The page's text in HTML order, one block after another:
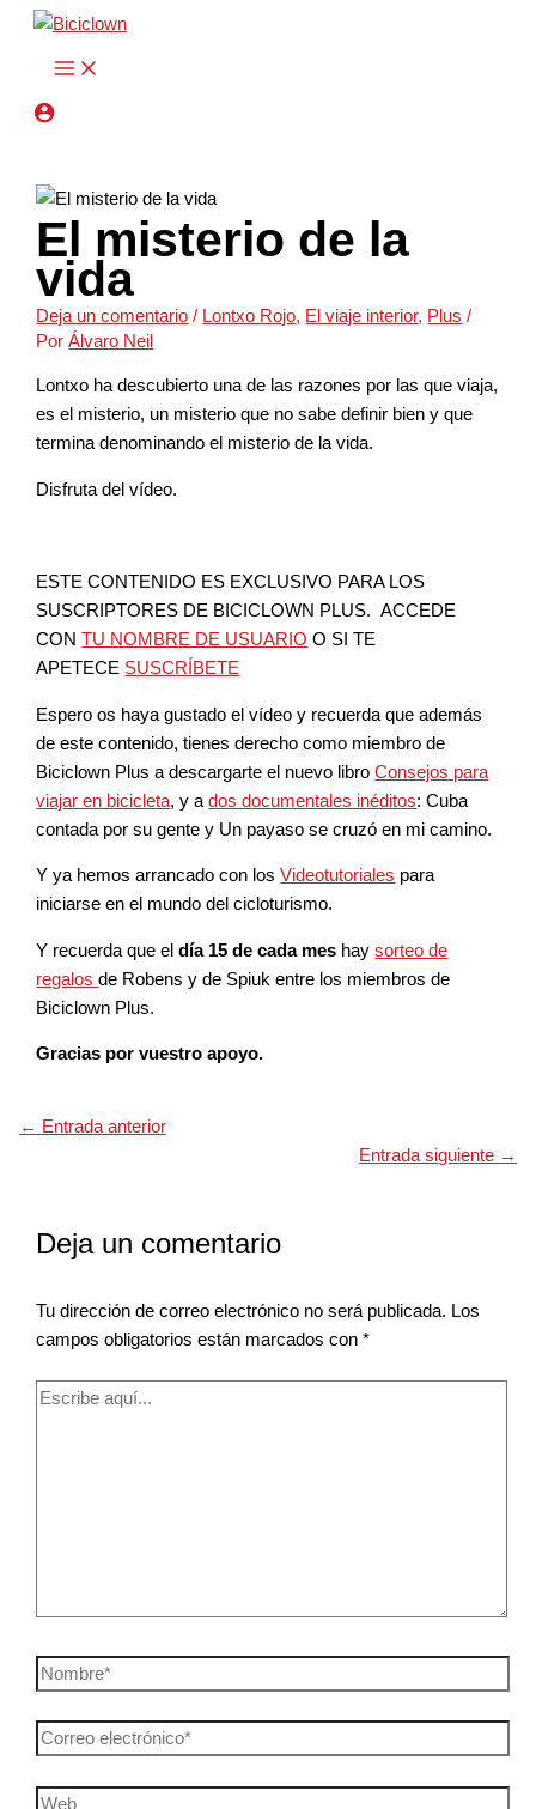
contenido
El misterio de la
vida
Deja un comentario / Lontxo Rojo, El viaje interior, Plus /
PorÁlvaro Neil
Lontxo ha descubierto una de las razones por las que viaja,
es el misterio, un misterio que no sabe definir bien y que
termina denominando el misterio de la vida.
Disfruta del vídeo.
ESTE CONTENIDO ES EXCLUSIVO PARA LOS
SUSCRIPTORES DE BICICLOWN PLUS. ACCEDE
CONTU NOMBRE DE USUARIO O SI TE
APETECE SUSCRÍBETE
Espero os haya gustado el vídeo y recuerda que además
de este contenido, tienes derecho como miembro de
Biciclown Plus a descargarte el nuevo libroConsejos para
viajar en bicicleta, y ados documentales inéditos: Cuba
contada por su gente y Un payaso se cruzó en mi camino.
Y ya hemos arrancado con losVideotutoriales para
iniciarse en el mundo del cicloturismo.
Y recuerda que eldía 15 de cada mes haysorteo de
regalosde Robens y de Spiuk entre los miembros de
Biciclown Plus.
Gracias por vuestro apoyo.
← Entrada anterior
Entrada siguiente →
Deja un comentario
Tu dirección de correo electrónico no será publicada. Los
campos obligatorios están marcados con*
Escribe
Nombre*
Correo
Web